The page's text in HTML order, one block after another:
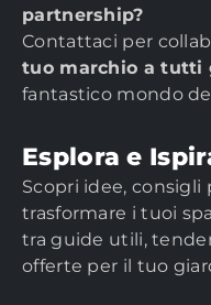
partnership?
Contattaci per
tuo marchio a tutti
fantastico mondo
Esplora e
Scopri idee,
trasformare i tuoi
tra guide utili,
offerte per il tuo